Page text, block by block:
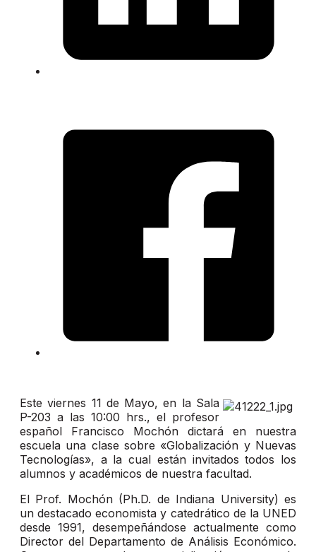
Este viernes 11 de Mayo, en la Sala
P-203 a las 10:00 hrs., el profesor
español Francisco Mochón dictará en nuestra
escuela una clase sobre «Globalización y Nuevas
Tecnologías», a la cual están invitados todos los
alumnos y académicos de nuestra facultad.
El Prof. Mochón (Ph.D. de Indiana University) es
un destacado economista y catedrático de la UNED
desde 1991, desempeñándose actualmente como
Director del Departamento de Análisis Económico.